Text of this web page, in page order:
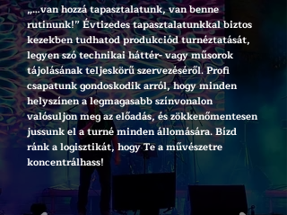
„…van hozzá tapasztalatunk, van benne
rutinunk!” Évtizedes tapasztalatunkkal biztos
kezekben tudhatod produkciód turnéztatását,
legyen szó technikai háttér- vagy műsorok
tájolásának teljeskörű szervezéséről. Profi
csapatunk gondoskodik arról, hogy minden
helyszínen a legmagasabb színvonalon
valósuljon meg az előadás, és zökkenőmentesen
jussunk el a turné minden állomására. Bízd
ránk a logisztikát, hogy Te a művészetre
koncentrálhass!